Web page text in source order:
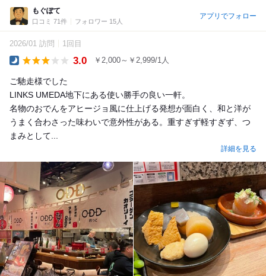
もぐぽて
口コミ 71件 フォロワー 15人
アプリでフォロー
2026/01 訪問 1回目
3.0 ￥2,000～￥2,999/1人
ご馳走様でした
LINKS UMEDA地下にある使い勝手の良い一軒。
名物のおでんをアヒージョ風に仕上げる発想が面白く、和と洋が
うまく合わさった味わいで意外性がある。重すぎず軽すぎず、つ
まみとして...
詳細を見る